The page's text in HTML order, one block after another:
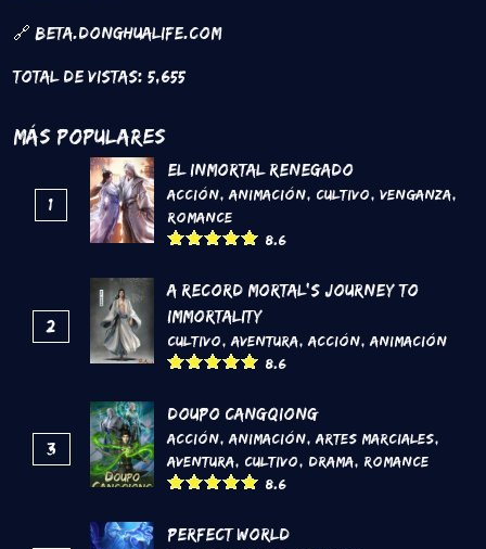
🔗 beta.donghualife.com
Total de vistas: 5,655
Más Populares
1
El inmortal renegado
Acción,Animación, Cultivo, Venganza,
Romance
8.6
2
A Record Mortal's Journey To
Immortality
Cultivo,Aventura,Acción,Animación
8.6
3
DouPo Cangqiong
Acción,Animación,Artes marciales,
Aventura, Cultivo, Drama, Romance
8.6
Perfect World